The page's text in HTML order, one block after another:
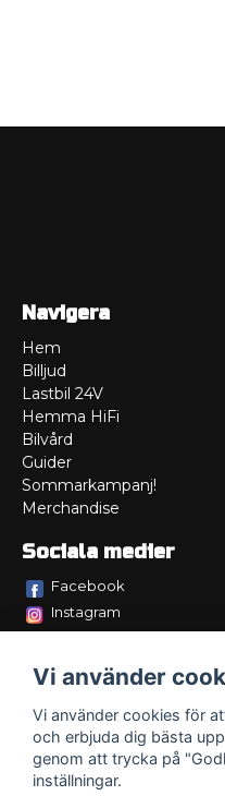
Navigera
Hem
Billjud
Lastbil 24V
Hemma HiFi
Bilvård
Guider
Sommarkampanj!
Merchandise
Sociala medier
Facebook
Instagram
Vi använder
Vi använder cookies för
och erbjuda dig bästa
genom att trycka på
inställningar.